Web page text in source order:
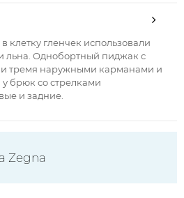
клетку гленчек использовали
льна. Однобортный пиджак с
тремя наружными карманами и
брюк со стрелками
и задние.
Zegna